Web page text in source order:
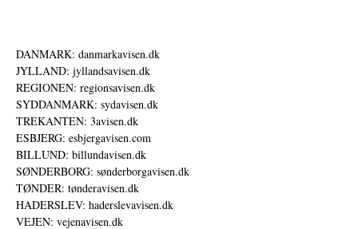
DANMARK: danmarkavisen.dk
JYLLAND: jyllandsavisen.dk
REGIONEN: regionsavisen.dk
SYDDANMARK: sydavisen.dk
TREKANTEN: 3avisen.dk
ESBJERG: esbjergavisen.com
BILLUND: billundavisen.dk
SØNDERBORG: sønderborgavisen.dk
TØNDER: tønderavisen.dk
HADERSLEV: haderslevavisen.dk
VEJEN: vejenavisen.dk